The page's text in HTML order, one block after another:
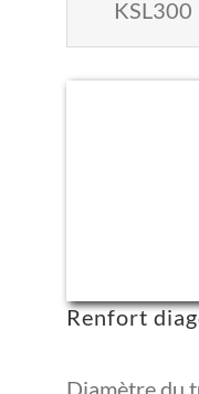
KSL300
Renfort
Diamètre du